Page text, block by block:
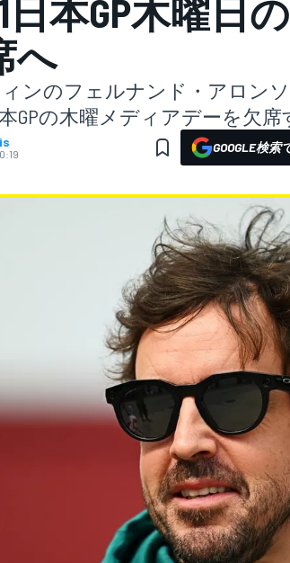
日本GP木曜日
へ
ンのフェルナンド・アロン
GPの木曜メディアデーを欠席
GOOGLE検索